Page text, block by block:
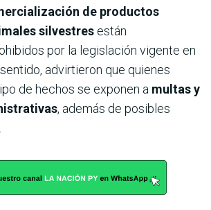
de productos
silvestres están
por la legislación vigente en
advirtieron que quienes
de hechos se exponen a multas y
, además de posibles